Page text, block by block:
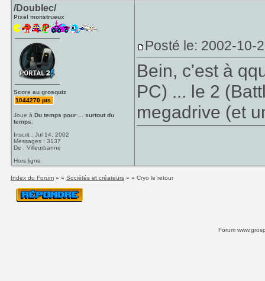
/Doublec/
Pixel monstrueux
Score au grosquiz
1044270 pts.
Joue àDu temps pour ... surtout du
temps.
Inscrit : Jul 14, 2002
Messages : 3137
De : Villeurbanne
Hors ligne
Posté le: 2002-10-
Bein, c'est à
PC) ... le 2
megadrive (et
Index du Forum» » Sociétés et créateurs» » Cryo le retour
Forum